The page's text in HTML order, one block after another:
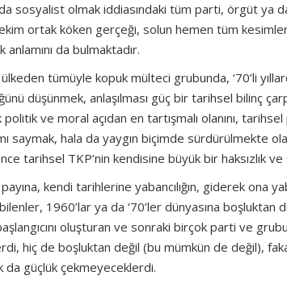
sosyalist olmak iddiasındaki tüm parti, örgüt ya
ortak köken gerçeği, solun hemen tüm
da bulmaktadır.
ülkeden tümüyle kopuk mülteci grubunda, ‘70’li
düşünmek, anlaşılması güç bir tarihsel bilinç
ve moral açıdan en tartışmalı olanını,
saymak, hala da yaygın biçimde sürdürülmekte
tarihsel TKP’nin kendisine büyük bir haksızlık ve
kendi tarihlerine yabancılığın, giderek ona
1960’lar ya da ‘70’ler dünyasına boşluktan
oluşturan ve sonraki birçok parti ve
hiç de boşluktan değil (bu mümkün de değil),
güçlük çekmeyeceklerdi.